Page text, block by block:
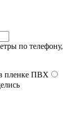
по телефону,
ПВХ